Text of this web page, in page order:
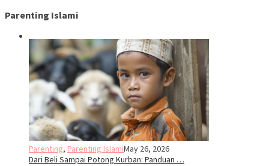
Parenting Islami
Parenting, Parenting IslamiMay 26, 2026
Dari Beli Sampai Potong Kurban: Panduan …